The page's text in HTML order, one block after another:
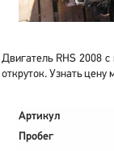
Двигатель RHS 2008
откруток. Узнать цену
Артикул
Пробег